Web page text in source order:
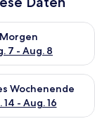
Aug. 6 - Aug. 7.
Morgen
7 - Aug. 8
Verfügbarkeit
Aug. 7
Wochenende
14 - Aug. 16
Verfügbarkeit